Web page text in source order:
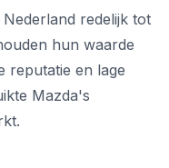
redelijk tot
hun waarde
reputatie en lage
Mazda's